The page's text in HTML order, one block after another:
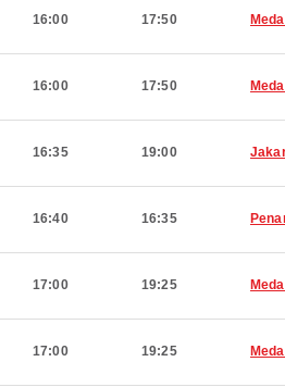
16:00 17:50
16:00 17:50
16:35 19:00
16:40 16:35
17:00 19:25
17:00 19:25